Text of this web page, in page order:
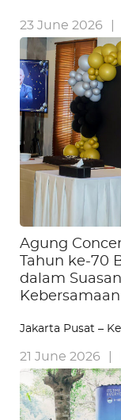
23 June 2026
Agung
Tahun ke-70
dalam
Kebersamaan
Jakarta Pusat –
21 June 2026